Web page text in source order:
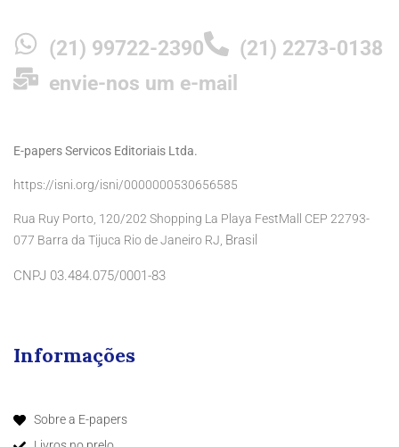
(21) 99722-2390
(21) 2273-0138
envie-nos um e-mail
E-papers Servicos Editoriais Ltda.
https://isni.org/isni/0000000530656585
Rua Ruy Porto, 120/202 Shopping La Playa FestMall CEP 22793-
077 Barra da Tijuca Rio de Janeiro RJ, Brasil
CNPJ 03.484.075/0001-83
Informações
Sobre a E-papers